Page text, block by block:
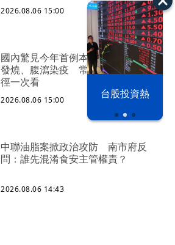
以色列 穹頂
之下
台股投資熱
2026.08.06 15:00
國內驚見今年首例本土傷寒！中部女
發燒、腹瀉染疫 常見症狀、傳染途
徑一次看
2026.08.06 15:00
中聯油脂案掀政治攻防 南市府反
問：誰先混淆食安主管權責？
2026.08.06 14:43